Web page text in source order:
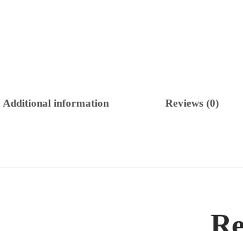
Additional information Reviews (0)